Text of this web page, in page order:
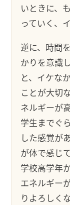
いときに、
っていく、
逆に、時間
かりを意識
と、イケな
ことが大切
ネルギーが
学生までぐ
した感覚が
が体で感じ
学校高学年
エネルギー
りよろしく